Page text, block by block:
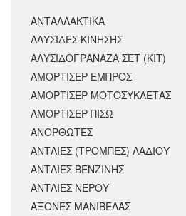
ΑΝΤΑΛΛΑΚΤΙΚΆ
ΑΛΥΣΙΔΕΣ ΚΙΝΗΣΗΣ
ΑΛΥΣΙΔΟΓΡΑΝΑΖΑ ΣΕΤ (ΚΙΤ)
ΑΜΟΡΤΙΣΕΡ ΕΜΠΡΟΣ
ΑΜΟΡΤΙΣΈΡ ΜΟΤΟΣΥΚΛΈΤΑΣ
ΑΜΟΡΤΙΣΕΡ ΠΙΣΩ
ΑΝΟΡΘΩΤΕΣ
ΑΝΤΛΙΕΣ (ΤΡΟΜΠΕΣ) ΛΑΔΙΟΥ
ΑΝΤΛΙΕΣ ΒΕΝΖΙΝΗΣ
ΑΝΤΛΙΕΣ ΝΕΡΟΥ
ΑΞΟΝΕΣ ΜΑΝΙΒΕΛΑΣ